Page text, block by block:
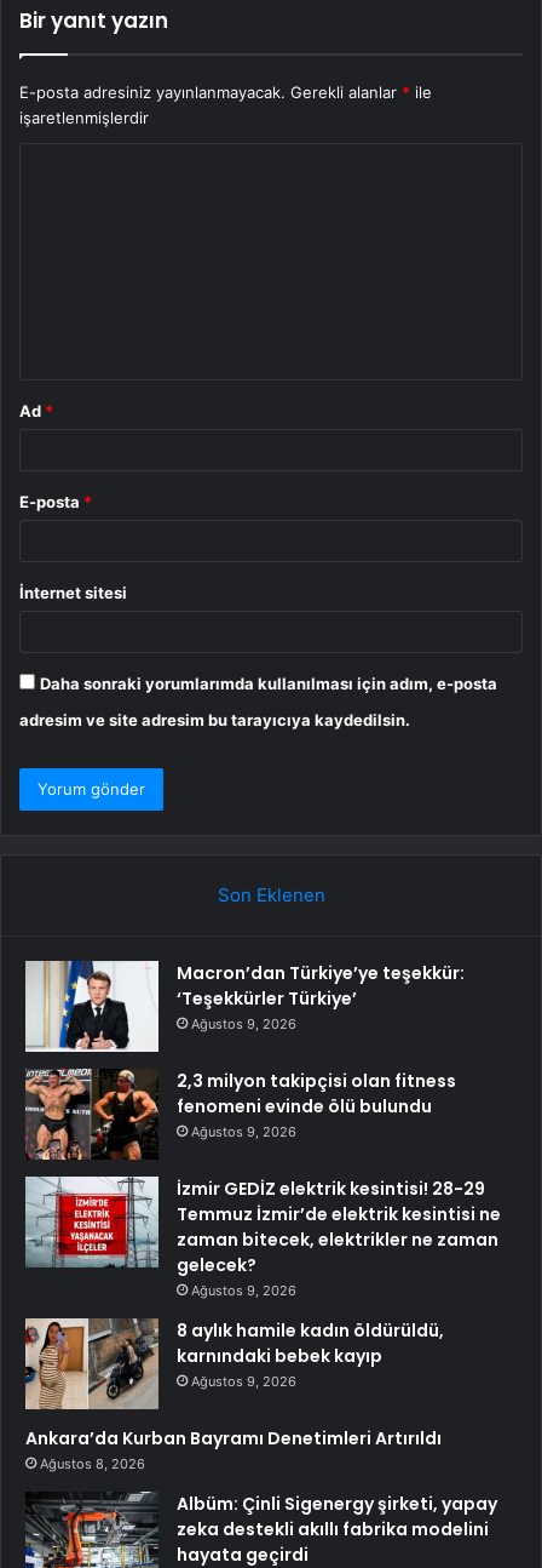
Bir yanıt yazın
E-posta adresiniz yayınlanmayacak. Gerekli alanlar * ile
işaretlenmişlerdir
Ad *
E-posta *
İnternet sitesi
Daha sonraki yorumlarımda kullanılması için adım, e-posta
adresim ve site adresim bu tarayıcıya kaydedilsin.
Son Eklenen
Macron’dan Türkiye’ye teşekkür:
‘Teşekkürler Türkiye’
Ağustos 9, 2026
2,3 milyon takipçisi olan fitness
fenomeni evinde ölü bulundu
Ağustos 9, 2026
İzmir GEDİZ elektrik kesintisi! 28-29
Temmuz İzmir’de elektrik kesintisi ne
zaman bitecek, elektrikler ne zaman
gelecek?
Ağustos 9, 2026
8 aylık hamile kadın öldürüldü,
karnındaki bebek kayıp
Ağustos 9, 2026
Ankara’da Kurban Bayramı Denetimleri Artırıldı
Ağustos 8, 2026
Albüm: Çinli Sigenergy şirketi, yapay
zeka destekli akıllı fabrika modelini
hayata geçirdi